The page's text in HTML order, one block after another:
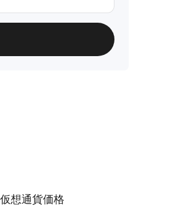
仮想通貨価格